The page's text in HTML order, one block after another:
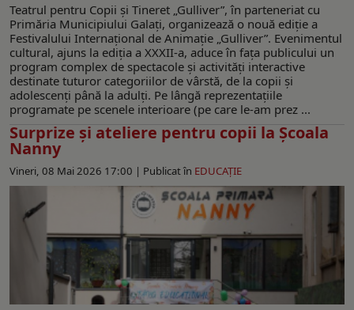
Teatrul pentru Copii și Tineret „Gulliver”, în parteneriat cu
Primăria Municipiului Galați, organizează o nouă ediție a
Festivalului Internațional de Animație „Gulliver”. Evenimentul
cultural, ajuns la ediția a XXXII-a, aduce în fața publicului un
program complex de spectacole și activități interactive
destinate tuturor categoriilor de vârstă, de la copii și
adolescenți până la adulți. Pe lângă reprezentațiile
programate pe scenele interioare (pe care le-am prez ...
Surprize și ateliere pentru copii la Școala
Nanny
Vineri, 08 Mai 2026 17:00 | Publicat în EDUCAŢIE